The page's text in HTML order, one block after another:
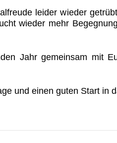
leider wieder
wieder mehr
Jahr gemeinsam mit
und einen guten Start in